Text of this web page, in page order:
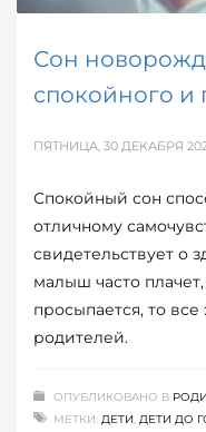
Сон
спокойного и
ПЯТНИЦА, 30 ДЕКАБРЯ
Спокойный сон
отличному
свидетельствует о
малыш часто
просыпается, то
родителей.
ОПУБЛИКОВАНО В
МЕТКИ: ДЕТИ, ДЕТИ ДО